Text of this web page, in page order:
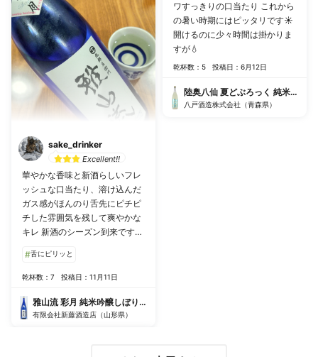
sake_drinker
Excellent!!
華やかな香味と新酒らしいフレ
ッシュな口当たり、溶け込んだ
ガス感がほんのり舌先にピチピ
チした雰囲気を残して爽やかな
キレ 新酒のシーズン到来ですね
#舌にピリッと
乾杯数：7 投稿日：11月11日
雅山流 彩月 純米吟醸しぼりたて
有限会社新藤酒造店（山形県）
ワすっきりの口当たり これから
の暑い時期にはピッタリです☀️
開けるのに少々時間は掛かりま
すが💧
乾杯数：5 投稿日：6月12日
陸奥八仙 夏どぶろっく 純米活性に
八戸酒造株式会社（青森県）